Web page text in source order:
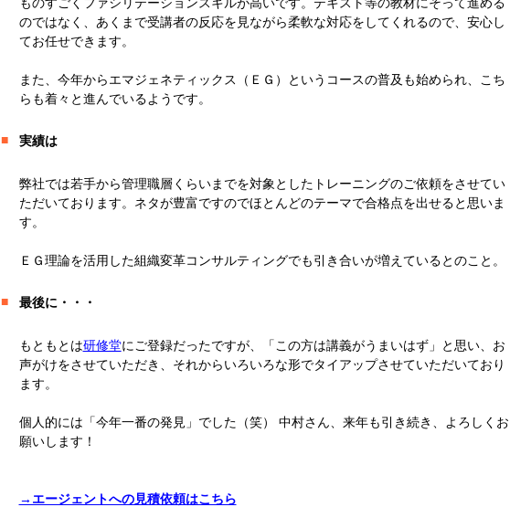
ものすごくファシリテーションスキルが高いです。テキスト等の教材にそって進める
のではなく、あくまで受講者の反応を見ながら柔軟な対応をしてくれるので、安心し
てお任せできます。
また、今年からエマジェネティックス（ＥＧ）というコースの普及も始められ、こち
らも着々と進んでいるようです。
■ 実績は
弊社では若手から管理職層くらいまでを対象としたトレーニングのご依頼をさせてい
ただいております。ネタが豊富ですのでほとんどのテーマで合格点を出せると思いま
す。
ＥＧ理論を活用した組織変革コンサルティングでも引き合いが増えているとのこと。
■ 最後に・・・
もともとは研修堂にご登録だったですが、「この方は講義がうまいはず」と思い、お
声がけをさせていただき、それからいろいろな形でタイアップさせていただいており
ます。
個人的には「今年一番の発見」でした（笑） 中村さん、来年も引き続き、よろしくお
願いします！
→エージェントへの見積依頼はこちら